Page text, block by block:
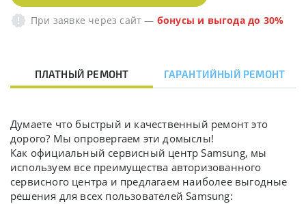
При заявке через сайт — бонусы и выгода до 30%
ПЛАТНЫЙ РЕМОНТ ГАРАНТИЙНЫЙ РЕМОНТ
Думаете что быстрый и качественный ремонт это
дорого? Мы опровергаем эти домыслы!
Как официальный сервисный центр Samsung, мы
используем все преимущества авторизованного
сервисного центра и предлагаем наиболее выгодные
решения для всех пользователей Samsung: